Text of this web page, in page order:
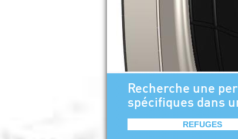
Recherche une
spécifiques dans
REFUGES